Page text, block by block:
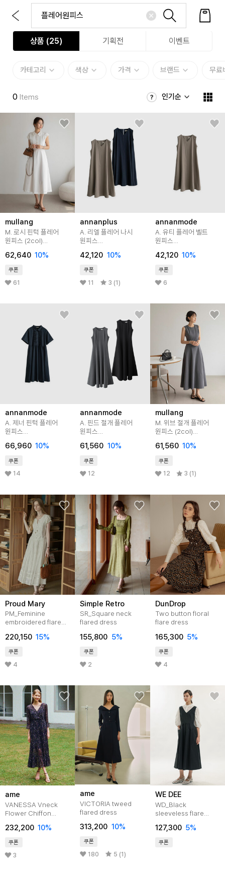
상품 (25) 기획전 이벤트
카테고리 색상 가격 브랜드 무료
0 Items 인기순
mullang
M. 로시 핀턱 플레어
원피스 (2col)
62,640 10%
쿠폰
61
annanplus
A. 리엘 플레어 나시
원피스
빅사이즈
42,120 10%
쿠폰
11 3 (1)
annanmode
A. 유티 플레어 벨트
원피스
42,120 10%
쿠폰
6
annanmode
A. 제너 핀턱 플레어
원피스
66,960 10%
쿠폰
14
annanmode
A. 핀드 절개 플레어
원피스
61,560 10%
쿠폰
12
mullang
M. 위브 절개 플레어
원피스 (2col)
61,560 10%
쿠폰
12 3 (1)
Proud Mary
PM_Feminine
embroidered flare
220,150 15%
쿠폰
4
Simple Retro
SR_Square neck
flared dress
155,800 5%
쿠폰
2
DunDrop
Two button floral
flare dress
165,300 5%
쿠폰
4
ame
VANESSA Vneck
Flower Chiffon
232,200 10%
쿠폰
3
ame
VICTORIA tweed
flared dress
313,200 10%
쿠폰
180 5 (1)
WE DEE
WD_Black
sleeveless flare
127,300 5%
쿠폰